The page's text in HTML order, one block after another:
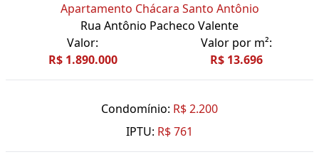
Apartamento Chácara Santo Antônio
Rua Antônio Pacheco Valente
Valor:
R$ 1.890.000
Valor por m²:
R$ 13.696
Condomínio: R$ 2.200
IPTU: R$ 761